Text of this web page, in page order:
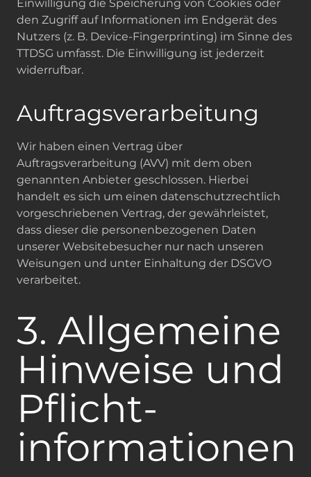
Einwilligung die Speicherung von Cookies oder
den Zugriff auf Informationen im Endgerät des
Nutzers (z. B. Device-Fingerprinting) im Sinne des
TTDSG umfasst. Die Einwilligung ist jederzeit
widerrufbar.
Auftragsverarbeitung
Wir haben einen Vertrag über
Auftragsverarbeitung (AVV) mit dem oben
genannten Anbieter geschlossen. Hierbei
handelt es sich um einen datenschutzrechtlich
vorgeschriebenen Vertrag, der gewährleistet,
dass dieser die personenbezogenen Daten
unserer Websitebesucher nur nach unseren
Weisungen und unter Einhaltung der DSGVO
verarbeitet.
3. Allgemeine
Hinweise und
Pflicht­
informationen